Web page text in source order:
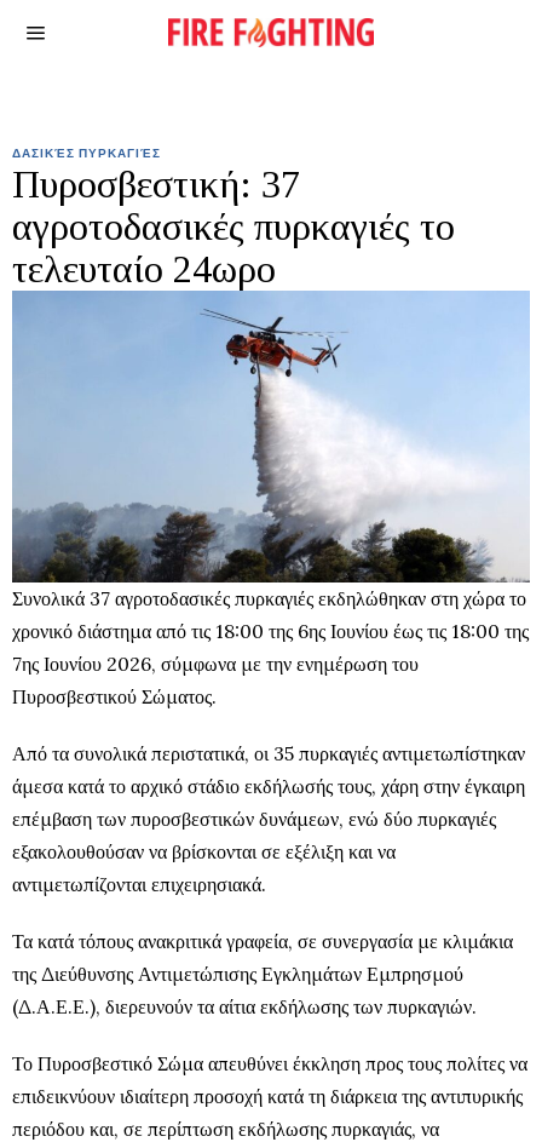
ΔΑΣΙΚΈΣ ΠΥΡΚΑΓΙΈΣ
Πυροσβεστική: 37
αγροτοδασικές πυρκαγιές το
τελευταίο 24ωρο
Συνολικά 37 αγροτοδασικές πυρκαγιές εκδηλώθηκαν στη χώρα το
χρονικό διάστημα από τις 18:00 της 6ης Ιουνίου έως τις 18:00 της
7ης Ιουνίου 2026, σύμφωνα με την ενημέρωση του
Πυροσβεστικού Σώματος.
Από τα συνολικά περιστατικά, οι 35 πυρκαγιές αντιμετωπίστηκαν
άμεσα κατά το αρχικό στάδιο εκδήλωσής τους, χάρη στην έγκαιρη
επέμβαση των πυροσβεστικών δυνάμεων, ενώ δύο πυρκαγιές
εξακολουθούσαν να βρίσκονται σε εξέλιξη και να
αντιμετωπίζονται επιχειρησιακά.
Τα κατά τόπους ανακριτικά γραφεία, σε συνεργασία με κλιμάκια
της Διεύθυνσης Αντιμετώπισης Εγκλημάτων Εμπρησμού
(Δ.Α.Ε.Ε.), διερευνούν τα αίτια εκδήλωσης των πυρκαγιών.
Το Πυροσβεστικό Σώμα απευθύνει έκκληση προς τους πολίτες να
επιδεικνύουν ιδιαίτερη προσοχή κατά τη διάρκεια της αντιπυρικής
περιόδου και, σε περίπτωση εκδήλωσης πυρκαγιάς, να